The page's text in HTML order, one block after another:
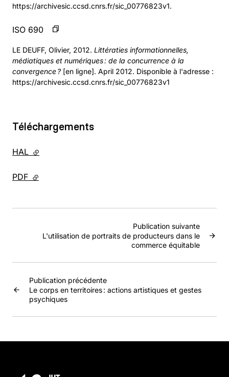
https://archivesic.ccsd.cnrs.fr/sic_00776823v1.
ISO 690
LE DEUFF, Olivier, 2012. Littératies informationnelles,
médiatiques et numériques : de la concurrence à la
convergence ? [en ligne]. April 2012. Disponible à l'adresse :
https://archivesic.ccsd.cnrs.fr/sic_00776823v1
Téléchargements
HAL - lien externe
PDF - lien externe
Publication précédente
Le corps en territoires : actions artistiques et gestes
psychiques
Publication suivante
L'utilisation de portraits de producteurs dans le
commerce équitable